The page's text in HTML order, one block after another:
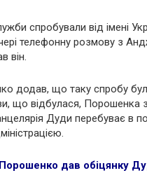
спробували від імені
телефонну розмову з
він.
додав, що таку спробу
що відбулася, Порошенка
Дуди перебуває в
Порошенко дав обіцянку